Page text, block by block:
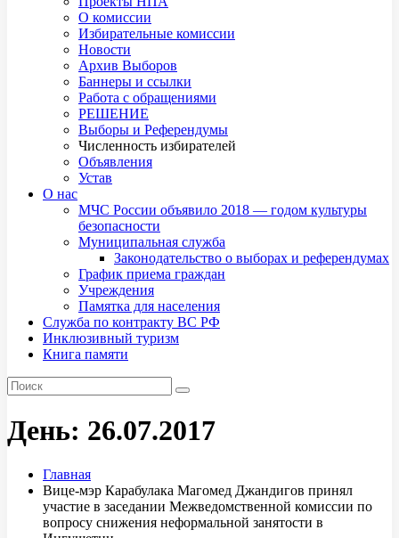
О комиссии
Избирательные комиссии
Новости
Архив Выборов
Баннеры и ссылки
Работа с обращениями
РЕШЕНИЕ
Выборы и Референдумы
Численность избирателей
Объявления
Устав
О нас
МЧС России объявило 2018 — годом культуры
безопасности
Муниципальная служба
Законодательство о выборах и референдумах
График приема граждан
Учреждения
Памятка для населения
Служба по контракту ВС РФ
Инклюзивный туризм
Книга памяти
День: 26.07.2017
Главная
Вице-мэр Карабулака Магомед Джандигов принял
участие в заседании Межведомственной комиссии по
вопросу снижения неформальной занятости в